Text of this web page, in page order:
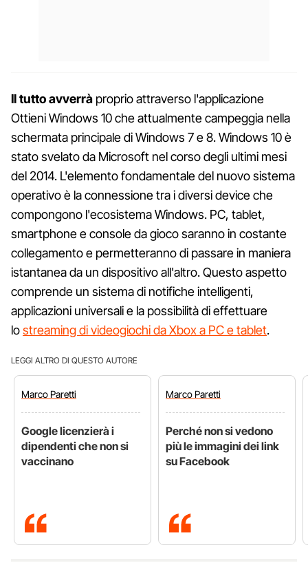
Il tutto avverrà proprio attraverso l'applicazione
Ottieni Windows 10 che attualmente campeggia nella
schermata principale di Windows 7 e 8. Windows 10 è
stato svelato da Microsoft nel corso degli ultimi mesi
del 2014. L'elemento fondamentale del nuovo sistema
operativo è la connessione tra i diversi device che
compongono l'ecosistema Windows. PC, tablet,
smartphone e console da gioco saranno in costante
collegamento e permetteranno di passare in maniera
istantanea da un dispositivo all'altro. Questo aspetto
comprende un sistema di notifiche intelligenti,
applicazioni universali e la possibilità di effettuare
lostreaming di videogiochi da Xbox a PC e tablet.
LEGGI ALTRO DI QUESTO AUTORE
MarcoParetti
Google licenzierà i
dipendenti che non si
vaccinano
MarcoParetti
Perché non si vedono
più le immagini dei link
su Facebook